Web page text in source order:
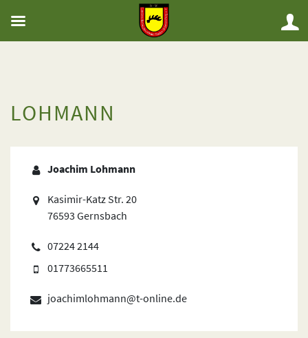
LOHMANN
Joachim Lohmann
Kasimir-Katz Str. 20
76593 Gernsbach
07224 2144
01773665511
joachimlohmann@t-online.de